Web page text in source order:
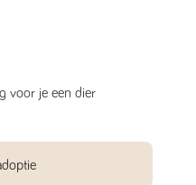
voor je een dier